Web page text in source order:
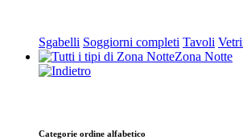
Sgabelli Soggiorni completi Tavoli
Zona Notte
Categorie ordine alfabetico